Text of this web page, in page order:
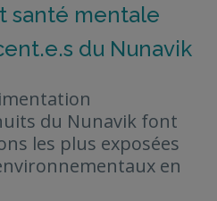
santé mentale
du Nunavik
du Nunavik font
les plus exposées
en